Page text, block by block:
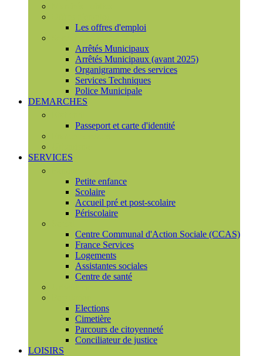
Les offres d'emploi
Arrêtés Municipaux
Arrêtés Municipaux (avant 2025)
Organigramme des services
Services Techniques
Police Municipale
DEMARCHES
Passeport et carte d'identité
SERVICES
Petite enfance
Scolaire
Accueil pré et post-scolaire
Périscolaire
Centre Communal d'Action Sociale (CCAS)
France Services
Logements
Assistantes sociales
Centre de santé
Elections
Cimetière
Parcours de citoyenneté
Conciliateur de justice
LOISIRS